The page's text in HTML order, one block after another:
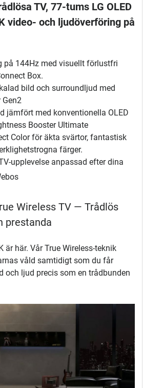
TV, 77-tums LG OLED
video- och ljudöverföring på
på 144Hz med visuellt förlustfri
Box.
bild och surroundljud med
Gen2
jämfört med konventionella OLED
Booster Ultimate
Color för äkta svärtor, fantastisk
färger.
upplevelse anpassad efter dina
Wireless TV — Trådlös
prestanda
är här. Vår True Wireless-teknik
våld samtidigt som du får
och ljud precis som en trådbunden